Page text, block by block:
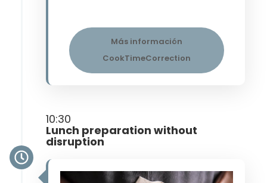
Más información
CookTimeCorrection
10:30
Lunch preparation without
disruption